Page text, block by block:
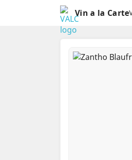
Vin a la Carte